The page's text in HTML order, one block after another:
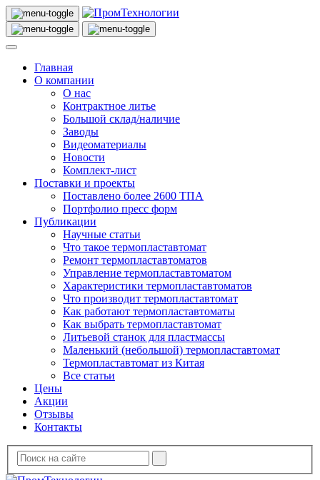
Главная
О компании
О нас
Контрактное литье
Большой склад/наличие
Заводы
Видеоматериалы
Новости
Комплект-лист
Поставки и проекты
Поставлено более 2600 ТПА
Портфолио пресс форм
Публикации
Научные статьи
Что такое термопластавтомат
Ремонт термопластавтоматов
Управление термопластавтоматом
Характеристики термопластавтоматов
Что производит термопластавтомат
Как работают термопластавтоматы
Как выбрать термопластавтомат
Литьевой станок для пластмассы
Маленький (небольшой) термопластавтомат
Термопластавтомат из Китая
Все статьи
Цены
Акции
Отзывы
Контакты